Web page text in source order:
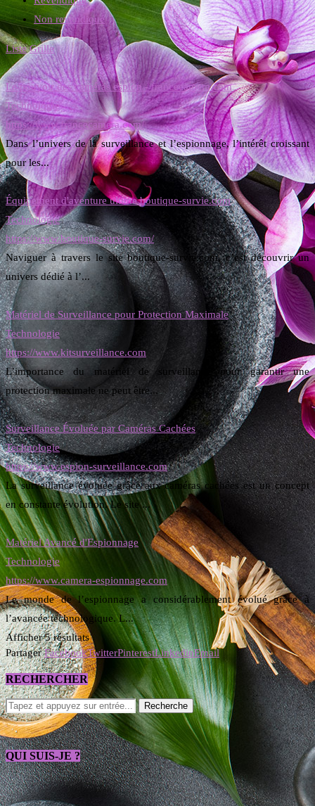
Non revendiqué
Liste Grille
Le pouvoir des caméras espion - francecamera.com
Technologie
https://www.francecamera.com/
Dans l’univers de la surveillance et l’espionnage, l’intérêt croissant
pour les...
Équipement d'aventure ultime boutique-survie.com
Technologie
https://www.boutique-survie.com/
Naviguer à travers le site boutique-survie.com, c’est découvrir un
univers dédié à l’...
Matériel de Surveillance pour Protection Maximale
Technologie
https://www.kitsurveillance.com
L’importance du matériel de surveillance pour garantir une
protection maximale ne peut être...
Surveillance Évoluée par Caméras Cachées
Technologie
https://www.espion-surveillance.com
La surveillance évoluée grâce aux caméras cachées est un concept
en constante évolution. Le site ...
Matériel Avancé d'Espionnage
Technologie
https://www.camera-espionnage.com
Le monde de l’espionnage a considérablement évolué grâce à
l’avancée technologique. L...
Afficher 5 résultats
Partager FacebookTwitterPinterestLinkedinEmail
RECHERCHER
QUI SUIS-JE ?